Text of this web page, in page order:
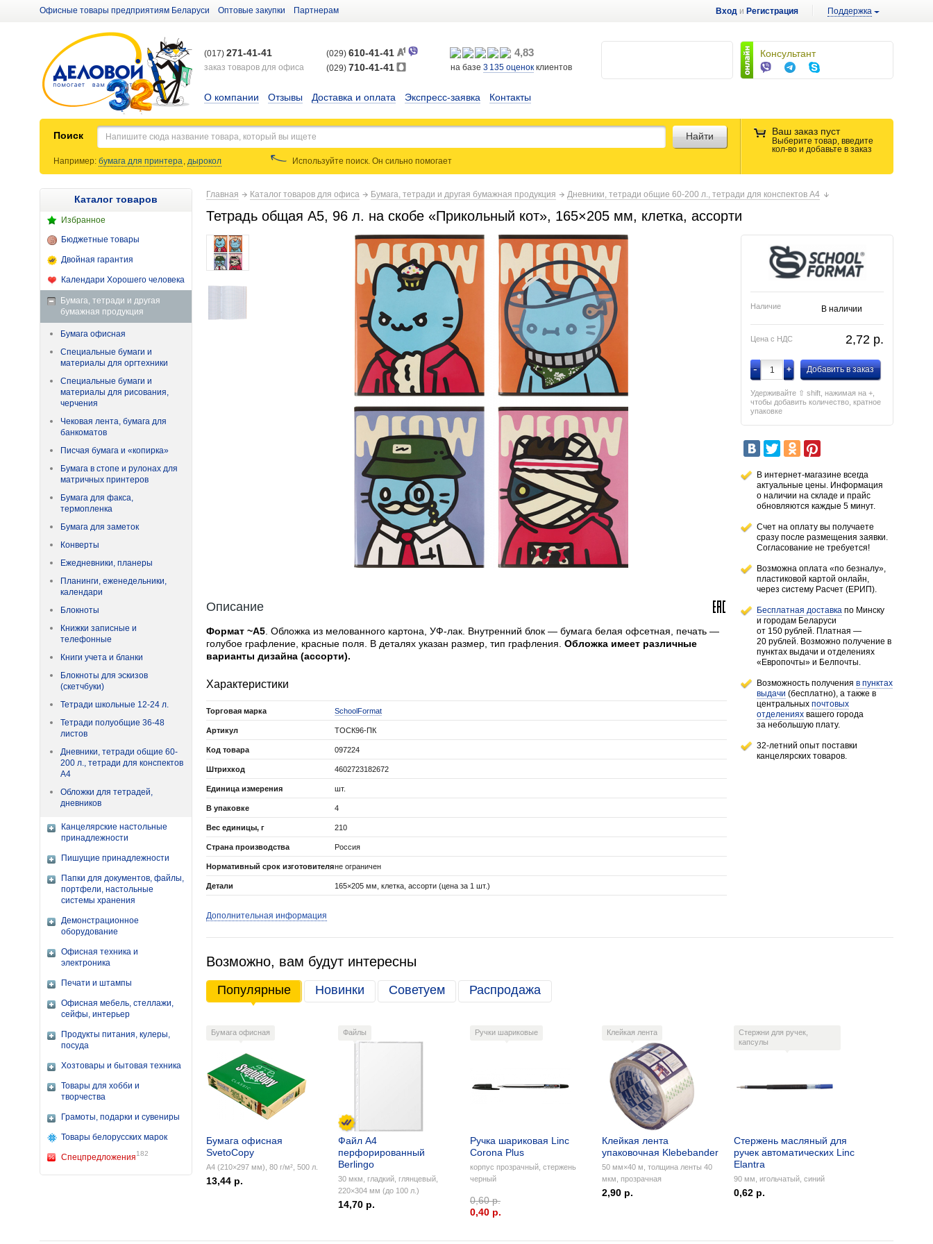
Вход и Регистрация Поддержка
Офисные товары предприятиям Беларуси Оптовые закупки Партнерам
Консультант
(017) 271-41-41
заказ товаров для офиса
(029) 610-41-41
(029) 710-41-41
4,83
на базе 3 135 оценок клиентов
О компании Отзывы Доставка и оплата Экспресс-заявка Контакты
Поиск Ваш заказ пуст
Выберите товар, введите
кол-во и добавьте в заказ
Найти
Например: бумага для принтера, дырокол Используйте поиск. Он сильнопомогает
Каталог товаров
Избранное
Бюджетные товары
Двойная гарантия
Календари Хорошего человека
Бумага, тетради и другая
бумажная продукция
Бумага офисная
Специальные бумаги и
материалы для оргтехники
Специальные бумаги и
материалы для рисования,
черчения
Чековая лента, бумага для
банкоматов
Писчая бумага и «копирка»
Бумага в стопе и рулонах для
матричных принтеров
Бумага для факса,
термопленка
Бумага для заметок
Конверты
Ежедневники, планеры
Планинги, еженедельники,
календари
Блокноты
Книжки записные и
телефонные
Книги учета и бланки
Блокноты для эскизов
(скетчбуки)
Тетради школьные 12-24 л.
Тетради полуобщие 36-48
листов
Дневники, тетради общие 60-
200 л., тетради для конспектов
А4
Обложки для тетрадей,
дневников
Канцелярские настольные
принадлежности
Пишущие принадлежности
Папки для документов, файлы,
портфели, настольные
системы хранения
Демонстрационное
оборудование
Офисная техника и
электроника
Печати и штампы
Офисная мебель, стеллажи,
сейфы, интерьер
Продукты питания, кулеры,
посуда
Хозтовары и бытовая техника
Товары для хобби и
творчества
Грамоты, подарки и сувениры
Товары белорусских марок
Спецпредложения182
Главная Каталог товаров для офиса Бумага, тетради и другая бумажная продукция Дневники, тетради общие 60-200 л., тетради для конспектов А4
Тетрадь общая А5, 96 л. на скобе «Прикольный кот», 165×205 мм, клетка, ассорти
Наличие В наличии
Цена с НДС 2,72 p.
- + Добавить в заказ
Удерживайте ⇧ shift, нажимая на +,
чтобы добавить количество, кратное
упаковке
В интернет-магазине всегда
актуальные цены. Информация
о наличии на складе и прайс
обновляются каждые 5 минут.
Счет на оплату вы получаете
сразу после размещения заявки.
Согласование не требуется!
Возможна оплата «по безналу»,
пластиковой картой онлайн,
через систему Расчет (ЕРИП).
Бесплатная доставка по Минску
и городам Беларуси
от 150 рублей. Платная —
20 рублей. Возможно получение в
пунктах выдачи и отделениях
«Европочты» и Белпочты.
Возможность получения в пунктах
выдачи (бесплатно), а также в
центральных почтовых
отделениях вашего города
за небольшую плату.
32-летний опыт поставки
канцелярских товаров.
Описание
Формат ~А5 . Обложка из мелованного картона, УФ-лак. Внутренний блок — бумага белая офсетная, печать —
голубое графление, красные поля. В деталях указан размер, тип графления. Обложка имеет различные
варианты дизайна (ассорти).
Характеристики
Торговая марка SchoolFormat
Артикул ТОСК96-ПК
Код товара 097224
Штрихкод 4602723182672
Единица измерения шт.
В упаковке 4
Вес единицы, г 210
Страна производства Россия
Нормативный срок изготовителяне ограничен
Детали 165×205 мм, клетка, ассорти (цена за 1 шт.)
Дополнительная информация
Возможно, вам будут интересны
Популярные Новинки Советуем Распродажа
Бумага офисная
Бумага офисная
SvetoCopy
А4 (210×297 мм), 80 г/м², 500 л.
13,44 р.
Файлы
Файл А4
перфорированный
Berlingo
30 мкм, гладкий, глянцевый,
220×304 мм (до 100 л.)
14,70 р.
Ручки шариковые
Ручка шариковая Linc
Corona Plus
корпус прозрачный, стержень
черный
0,60 р.
0,40 p.
Клейкая лента
Клейкая лента
упаковочная Klebebander
50 мм×40 м, толщина ленты 40
мкм, прозрачная
2,90 р.
Стержни для ручек,
капсулы
Стержень масляный для
ручек автоматических Linc
Elantra
90 мм, игольчатый, синий
0,62 р.